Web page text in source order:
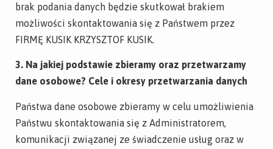
brak podania danych będzie skutkował brakiem
możliwości skontaktowania się z Państwem przez
FIRMĘ KUSIK KRZYSZTOF KUSIK.
3. Na jakiej podstawie zbieramy oraz przetwarzamy
dane osobowe? Cele i okresy przetwarzania danych
Państwa dane osobowe zbieramy w celu umożliwienia
Państwu skontaktowania się z Administratorem,
komunikacji związanej ze świadczenie usług oraz w